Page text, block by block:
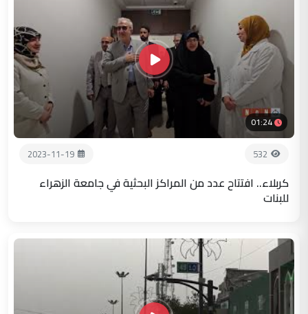
01:24
532
2023-11-19
كربلاء.. افتتاح عدد من المراكز البحثية في جامعة الزهراء
للبنات